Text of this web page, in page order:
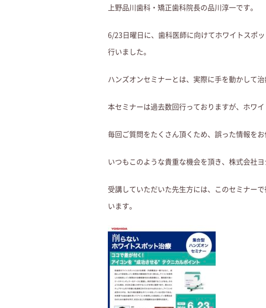
上野品川歯科・矯正歯科院長の品川淳一です。
6/23日曜日に、歯科医師に向けてホワイトスポ
行いました。
ハンズオンセミナーとは、実際に手を動かして
本セミナーは過去数回行っておりますが、ホワ
毎回ご質問をたくさん頂くため、誤った情報を
いつもこのような貴重な機会を頂き、株式会社
受講していただいた先生方には、このセミナー
います。